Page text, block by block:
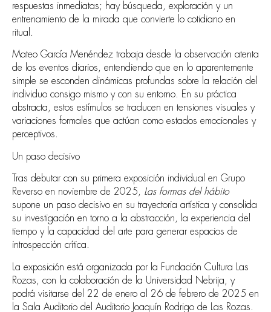
respuestas inmediatas; hay búsqueda, exploración y un
entrenamiento de la mirada que convierte lo cotidiano en
ritual.
Mateo García Menéndez trabaja desde la observación atenta
de los eventos diarios, entendiendo que en lo aparentemente
simple se esconden dinámicas profundas sobre la relación del
individuo consigo mismo y con su entorno. En su práctica
abstracta, estos estímulos se traducen en tensiones visuales y
variaciones formales que actúan como estados emocionales y
perceptivos.
Un paso decisivo
Tras debutar con su primera exposición individual en Grupo
Reverso en noviembre de 2025, Las formas del hábito
supone un paso decisivo en su trayectoria artística y consolida
su investigación en torno a la abstracción, la experiencia del
tiempo y la capacidad del arte para generar espacios de
introspección crítica.
La exposición está organizada por la Fundación Cultura Las
Rozas, con la colaboración de la Universidad Nebrija, y
podrá visitarse del 22 de enero al 26 de febrero de 2025 en
la Sala Auditorio del Auditorio Joaquín Rodrigo de Las Rozas.